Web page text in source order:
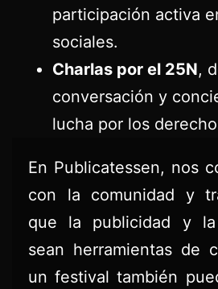
participación activa
sociales.
Charlas por el 25N,
conversación y
lucha por los
En Publicatessen, nos
con la comunidad y
que la publicidad y la
sean herramientas de
un festival también